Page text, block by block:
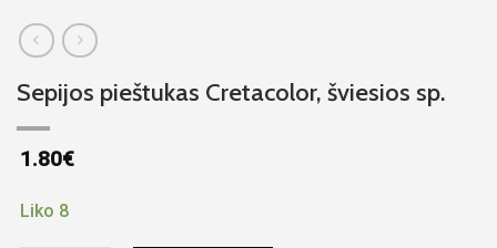
Sepijos pieštukas Cretacolor, šviesios sp.
1.80€
Liko 8